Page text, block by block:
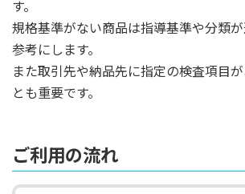
す。
規格基準がない商品は指導基準や分類
参考にします。
また取引先や納品先に指定の検査項目
とも重要です。
ご利用の流れ